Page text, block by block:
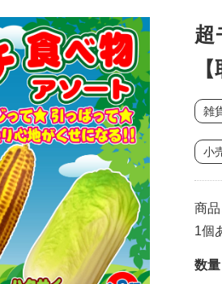
超
雑
小
商
1個
数量